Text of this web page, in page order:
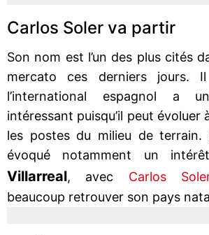
Carlos Soler va partir
Son nom est l’un des plus cités
mercato ces derniers jours.
l’international espagnol a
intéressant puisqu’il peut évoluer
les postes du milieu de terrain.
évoqué notamment un
Villarreal, avec Carlos
beaucoup retrouver son pays